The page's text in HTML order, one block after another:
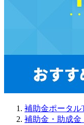
補助金ポータル
補助金・助成金